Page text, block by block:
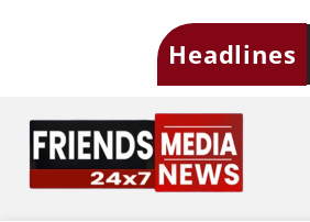
Headlines